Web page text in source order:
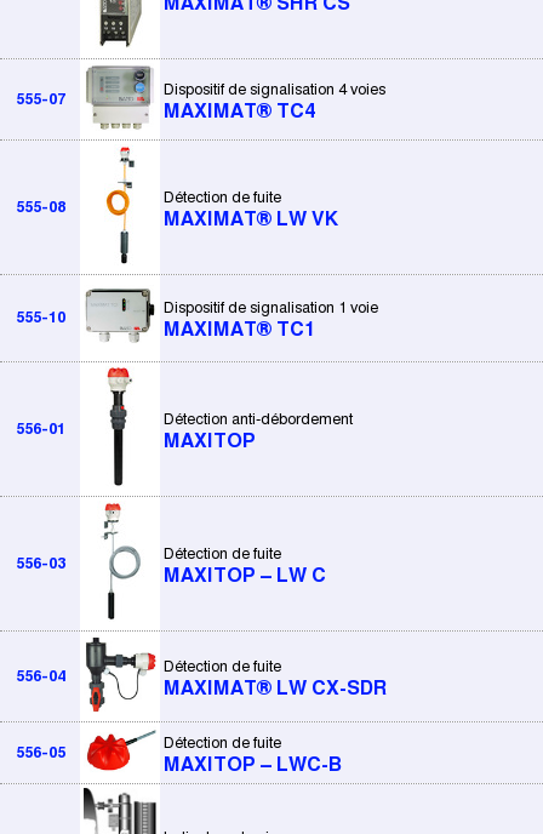
555-07
Dispositif de signalisation 4 voies
MAXIMAT® TC4
555-08
Détection de fuite
MAXIMAT® LW VK
555-10
Dispositif de signalisation 1 voie
MAXIMAT® TC1
556-01
Détection anti-débordement
MAXITOP
556-03
Détection de fuite
MAXITOP – LW C
556-04
Détection de fuite
MAXIMAT® LW CX-SDR
556-05
Détection de fuite
MAXITOP – LWC-B